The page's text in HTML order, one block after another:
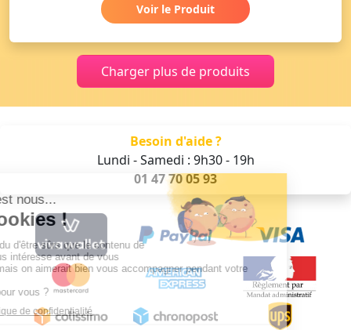
Voir le Produit
Charger plus de produits
Besoin d'aide ?
Lundi - Samedi : 9h30 - 19h
01 47 70 05 93